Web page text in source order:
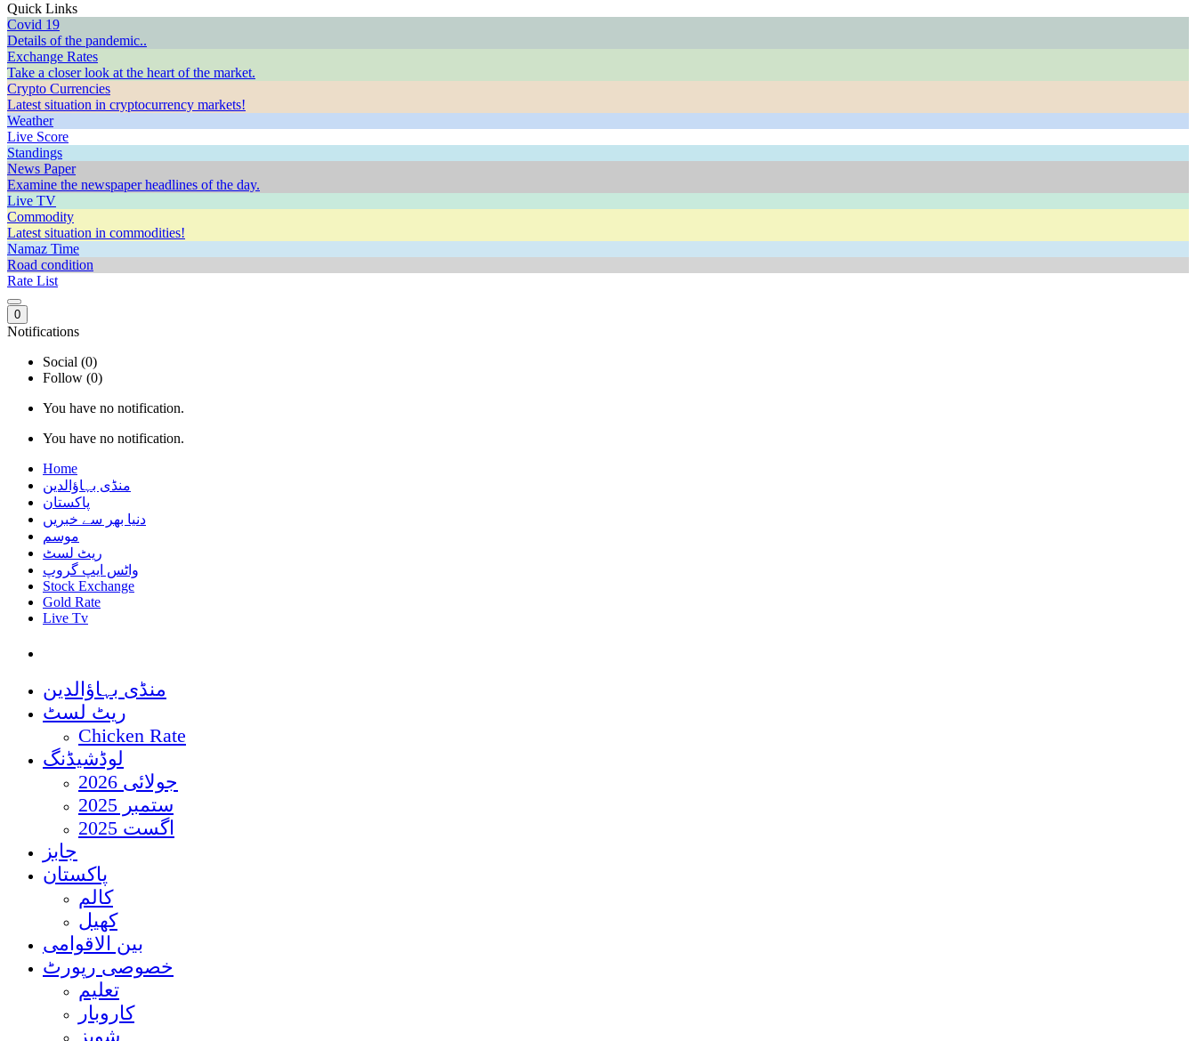
Quick Links
Covid 19
Details of the pandemic..
Exchange Rates
Take a closer look at the heart of the market.
Crypto Currencies
Latest situation in cryptocurrency markets!
Weather
Live Score
Standings
News Paper
Examine the newspaper headlines of the day.
Live TV
Commodity
Latest situation in commodities!
Namaz Time
Road condition
Rate List
0
Notifications
Social (0)
Follow (0)
You have no notification.
You have no notification.
Home
منڈی بہاؤالدین
پاکستان
دنیا بھر سے خبریں
موسم
ریٹ لسٹ
واٹس ایپ گروپ
Stock Exchange
Gold Rate
Live Tv
منڈی بہاؤالدین
ریٹ لسٹ
Chicken Rate
لوڈشیڈنگ
جولائی 2026
ستمبر 2025
اگست 2025
جابز
پاکستان
کالم
کھیل
بین الاقوامی
خصوصی رپورٹ
تعلیم
کاروبار
شوبز